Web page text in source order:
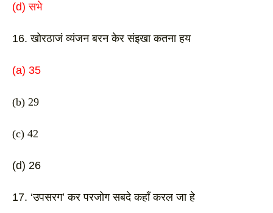
(d) सभे
16. खोरठाजं व्यंजन बरन केर संइखा कतना हय
(a) 35
(b) 29
(c) 42
(d) 26
17. ‘उपसरग’ कर परजोग सबदे कहाँ करल जा हे